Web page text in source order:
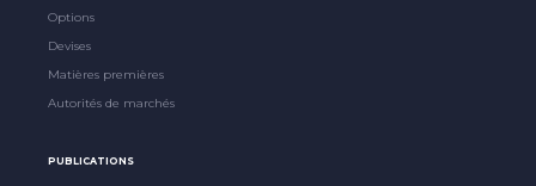
Options
Devises
Matières premières
Autorités de marchés
PUBLICATIONS